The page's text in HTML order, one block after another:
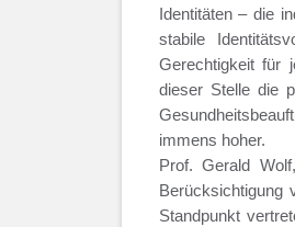
Identitäten – die
stabile
Gerechtigkeit für
dieser Stelle die
immens hoher.
Prof. Gerald
Berücksichtigung
Standpunkt